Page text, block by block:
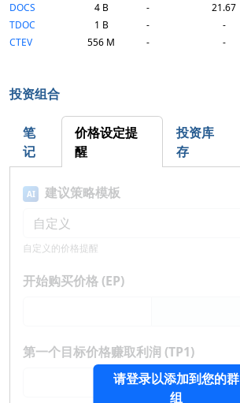
DOCS
4 B - 21.67
TDOC
1 B - -
CTEV
556 M - -
投资组合
笔
记
价格设定提
醒
投资库
存
请登录以添加到您的群
组
AI 建议策略模板
自定义的价格提醒
开始购买价格 (EP)
第一个目标价格赚取利润 (TP1)